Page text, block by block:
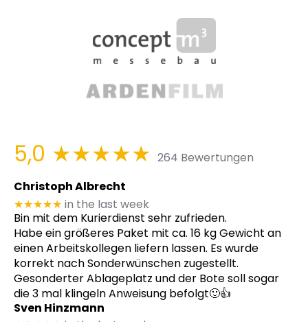
5,0 ★★★★★ 264 Bewertungen
Christoph Albrecht
★★★★★ in the last week
Bin mit dem Kurierdienst sehr zufrieden.
Habe ein größeres Paket mit ca. 16 kg Gewicht an
einen Arbeitskollegen liefern lassen. Es wurde
korrekt nach Sonderwünschen zugestellt.
Gesonderter Ablageplatz und der Bote soll sogar
die 3 mal klingeln Anweisung befolgt🙂👍
Sven Hinzmann